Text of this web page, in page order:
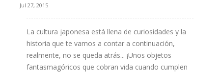
Jul 27, 2015
La cultura japonesa está llena de curiosidades y la
historia que te vamos a contar a continuación,
realmente, no se queda atrás... ¡Unos objetos
fantasmagóricos que cobran vida cuando cumplen